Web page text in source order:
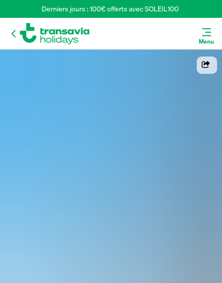
Derniers jours : 100€ offerts avec SOLEIL100
Menu